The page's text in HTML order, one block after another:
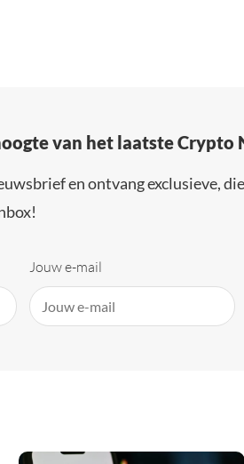
van het laatste Crypto
en ontvang exclusieve,
Jouw e-mail